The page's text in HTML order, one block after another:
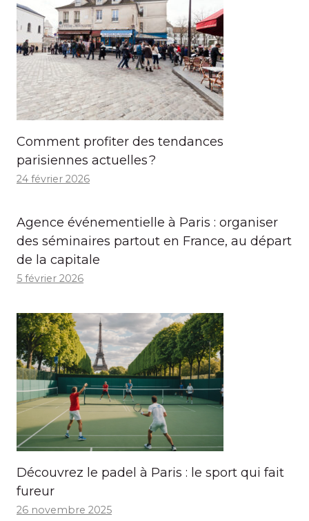
Comment profiter des tendances
parisiennes actuelles ?
24 février 2026
Agence événementielle à Paris : organiser
des séminaires partout en France, au départ
de la capitale
5 février 2026
Découvrez le padel à Paris : le sport qui fait
fureur
26 novembre 2025